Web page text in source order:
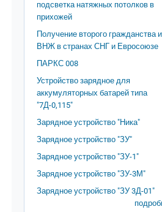
подсветка натяжных потолков в
прихожей
Получение второго гражданства
ВНЖ в странах СНГ и Евросоюзе
ПАРКС 008
Устройство зарядное для
аккумуляторных батарей типа
"7Д-0,115"
Зарядное устройство "Ника"
Зарядное устройство "ЗУ"
Зарядное устройство "ЗУ-1"
Зарядное устройство "ЗУ-3М"
Зарядное устройство "ЗУ 3Д-01"